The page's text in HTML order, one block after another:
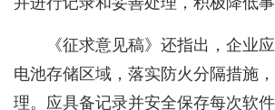
《征求意见稿》还指出，企业
电池存储区域，落实防火分隔措施
理。应具备记录并安全保存每次软